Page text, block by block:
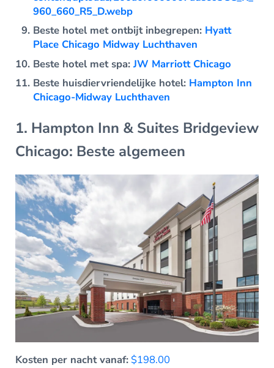
960_660_R5_D.webp
Beste hotel met ontbijt inbegrepen: Hyatt
Place Chicago Midway Luchthaven
Beste hotel met spa:JW Marriott Chicago
Beste huisdiervriendelijke hotel: Hampton Inn
Chicago-Midway Luchthaven
1. Hampton Inn & Suites Bridgeview
Chicago: Beste algemeen
Kosten per nacht vanaf: $198.00